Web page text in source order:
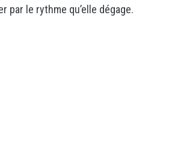
par le rythme qu’elle dégage.